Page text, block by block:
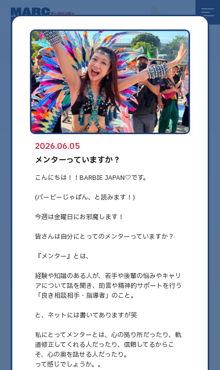
全て
健康
美容
環境
globe
2026.06.05
メンターっていますか？
2026.06.05
メンターっていますか？
こんにちは！！BARBIE JAPAN♡です。
(バービーじゃぱん、と読みます！)
今週は金曜日にお邪魔します！
皆さんは自分にとってのメンターっていますか？
『メンター』とは、
経験や知識のある人が、若手や後輩の悩みやキャリ
アについて話を聞き、助言や精神的サポートを行う
「良き相談相手・指導者」のこと。
と、ネットには書いてありますが笑
私にとってメンターとは、心の拠り所だったり、軌
道修正してくれる人だったり、信頼してるからこ
そ、心の奥を話せる人だったり。
って感じでしょうか。。